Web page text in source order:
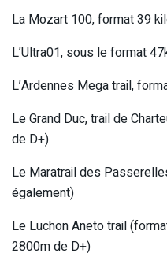
La Mozart 100, format 39
L’Ultra01, sous le format
L’Ardennes Mega trail,
Le Grand Duc, trail de
de D+)
Le Maratrail des
également)
Le Luchon Aneto trail
2800m de D+)